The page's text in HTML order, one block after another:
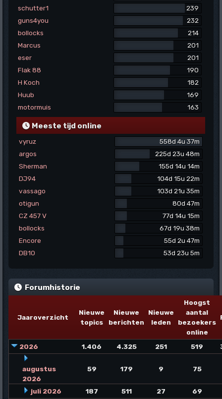
schutter1
239
guns4you
232
bollocks
214
Marcus
201
eser
201
Flak 88
190
H Koch
182
Huub
169
motormuis
163
Meeste tijd online
vyruz
558d 4u 37m
argos
225d 23u 48m
Sherman
155d 14u 14m
DJ94
104d 15u 22m
vassago
103d 21u 35m
otigun
80d 47m
CZ 457 V
77d 14u 15m
bollocks
67d 19u 38m
Encore
55d 2u 47m
DB10
53d 23u 5m
Forumhistorie
Jaaroverzicht
Nieuwe
topics
Nieuwe
berichten
Nieuwe
leden
Hoogst
aantal
bezoekers
online
2026 1.406 4.325 251 519
augustus
2026
59 179 9 75
juli 2026 187 511 27
69